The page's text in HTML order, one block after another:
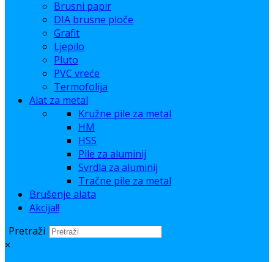
Brusni papir
DIA brusne ploče
Grafit
Ljepilo
Pluto
PVC vreće
Termofolija
Alat za metal
Kružne pile za metal
HM
HSS
Pile za aluminij
Svrdla za aluminij
Tračne pile za metal
Brušenje alata
Akcija!!
Pretraži
×